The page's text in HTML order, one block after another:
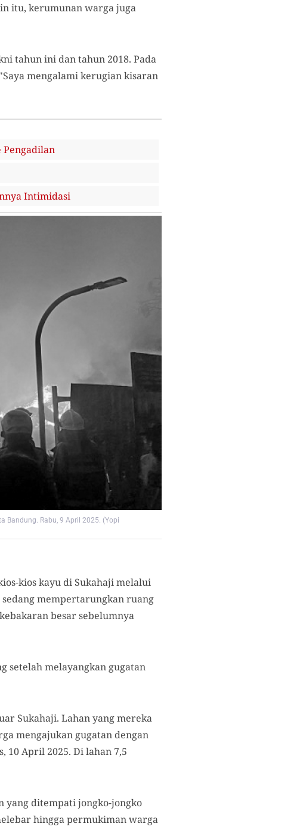
itu, kerumunan warga juga
tahun ini dan tahun 2018. Pada
mengalami kerugian kisaran
Pengadilan
Intimidasi
Bandung. Rabu, 9 April 2025. (Yopi
kios kayu di Sukahaji melalui
mempertarungkan ruang
besar sebelumnya
setelah melayangkan gugatan
Sukahaji. Lahan yang mereka
mengajukan gugatan dengan
10 April 2025. Di lahan 7,5
yang ditempati jongko-jongko
hingga permukiman warga